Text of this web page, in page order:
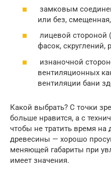
замковым
или без,
лицевой стороной
фасок, скруглений,
изнаночной
вентиляционных
вентиляции бани
Какой выбрать? С точки
больше нравится, а с
чтобы не тратить время на
древесины — хорошо
меняющей габариты при
имеет значения.